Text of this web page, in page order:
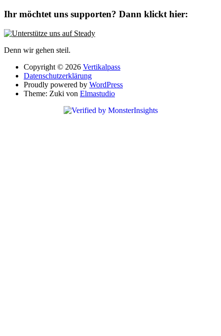
Ihr möchtet uns supporten? Dann klickt hier:
Denn wir gehen steil.
Copyright © 2026 Vertikalpass
Datenschutzerklärung
Proudly powered by WordPress
Theme: Zuki von Elmastudio